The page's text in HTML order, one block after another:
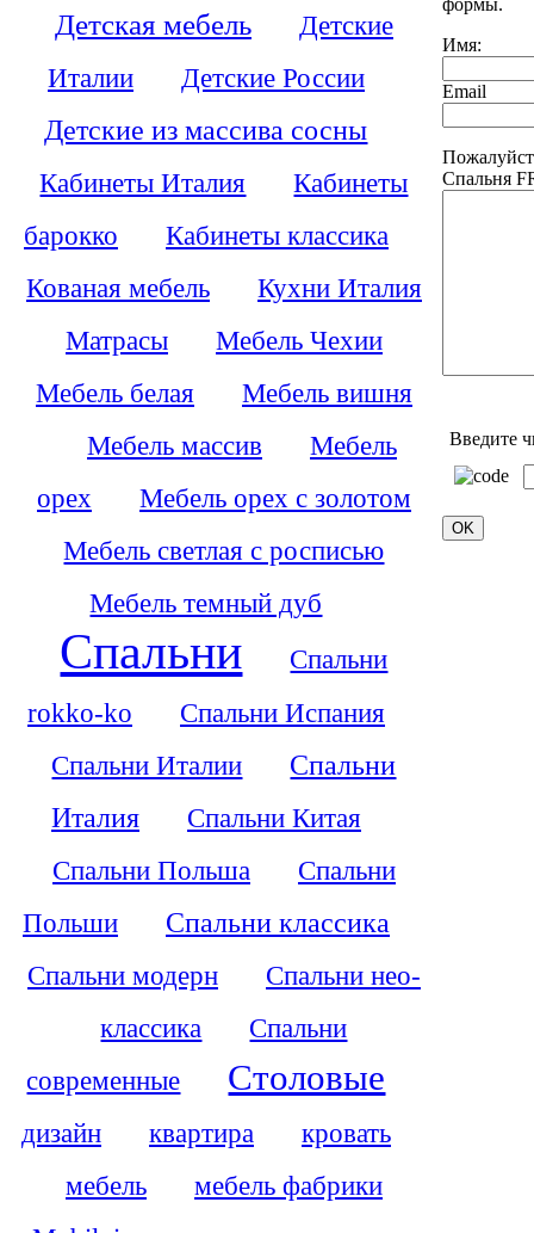
Детская мебель
Детские
Италии
Детские России
Детские из массива сосны
Кабинеты Италия
Кабинеты
барокко
Кабинеты классика
Кованая мебель
Кухни Италия
Матрасы
Мебель Чехии
Мебель белая
Мебель вишня
Мебель массив
Мебель
орех
Мебель орех с золотом
Мебель светлая с росписью
Мебель темный дуб
Спальни
Спальни
rokko-ko
Спальни Испания
Спальни Италии
Спальни
Италия
Спальни Китая
Спальни Польша
Спальни
Польши
Спальни классика
Спальни модерн
Спальни нео-
классика
Спальни
современные
Столовые
дизайн квартира
кровать
мебель
мебель фабрики
Имя:
Email
Спальня
Введите